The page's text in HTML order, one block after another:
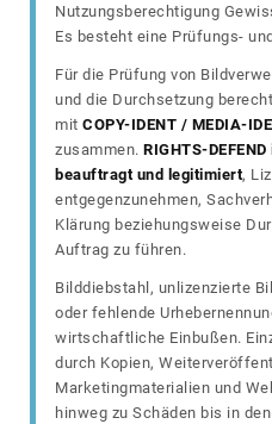
Nutzungsberechtigung
Es besteht eine Prüfungs-
Für die Prüfung von
und die Durchsetzung
mit COPY-IDENT / MEDIA-
zusammen. RIGHTS-
beauftragt und legitimiert,
entgegenzunehmen,
Klärung beziehungsweise
Auftrag zu führen.
Bilddiebstahl, unlizenzierte
oder fehlende
wirtschaftliche Einbußen.
durch Kopien,
Marketingmaterialien und
hinweg zu Schäden bis in